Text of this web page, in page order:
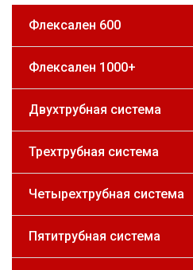
Флексален 600
Флексален 1000+
Двухтрубная система
Трехтрубная система
Четырехтрубная система
Пятитрубная система